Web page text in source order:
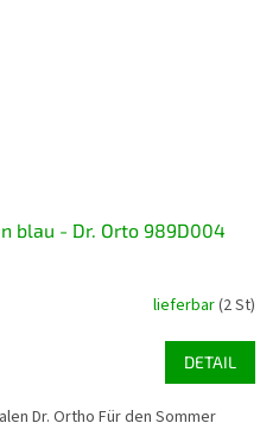
blau - Dr. Orto 989D004
lieferbar(2 St)
DETAIL
Dr. Ortho Für den Sommer